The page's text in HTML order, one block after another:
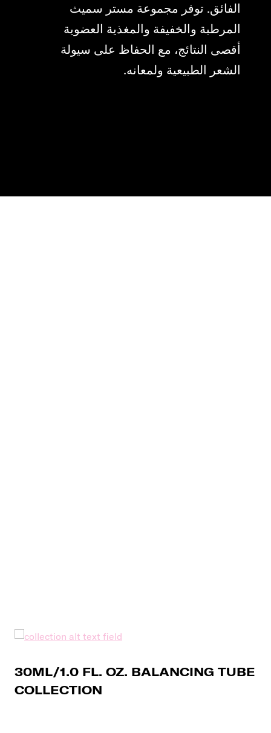
الفائق. توفر مجموعة مستر سميث
المرطبة والخفيفة والمغذية العضوية
أقصى النتائج، مع الحفاظ على سيولة
الشعر الطبيعية ولمعانه.
30ML/1.0 FL. OZ. BALANCING TUBE
COLLECTION